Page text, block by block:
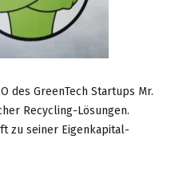
des GreenTech Startups Mr.
Recycling-Lösungen.
zu seiner Eigenkapital-